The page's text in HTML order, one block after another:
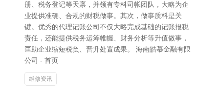
册、税务登记等天禀，并领有专科司帐团队，大略为企
业提供准确、合规的财税做事。其次，做事质料是关
键。优秀的代理记账公司不仅大略完成基础的记账报税
责任，还能提供税务运筹帷幄、财务分析等升值做事，
匡助企业缩短税负、晋升处置成果。 海南皓慕金融有限
公司 - 首页
维修资讯